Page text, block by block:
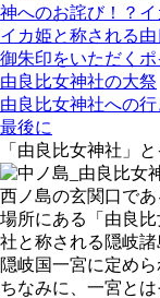
神へのお詫び！？
イカ姫と称される
御朱印をいただくポ
由良比女神社の大祭
由良比女神社への
最後に
「由良比女神社」
西ノ島の玄関口で
場所にある「由良
社と称される隠岐
隠岐国一宮に定めら
ちなみに、一宮と